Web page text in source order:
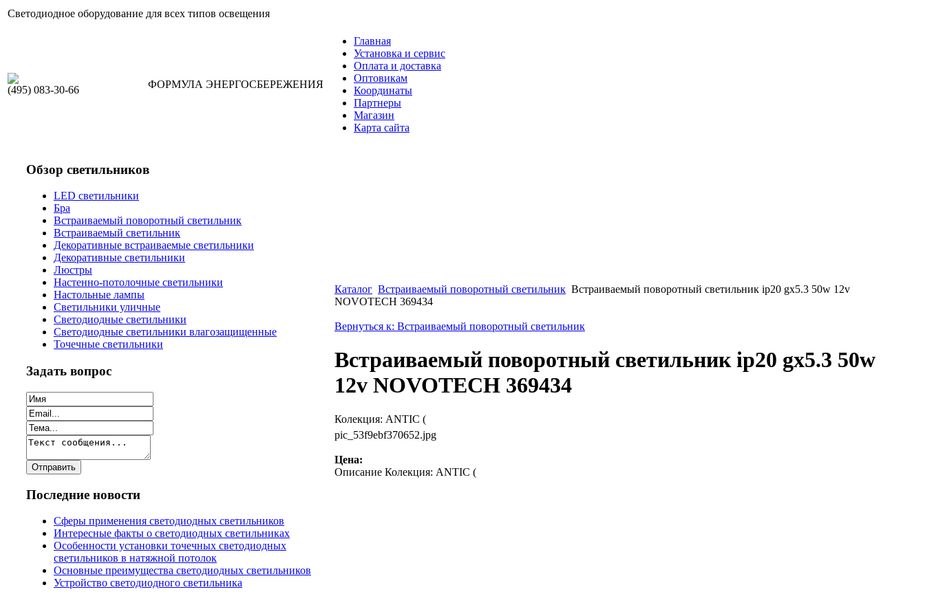
Светодиодное оборудование для всех типов освещения
(495) 083-30-66 ФОРМУЛА ЭНЕРГОСБЕРЕЖЕНИЯ
Главная
Установка и сервис
Оплата и доставка
Оптовикам
Координаты
Партнеры
Магазин
Карта сайта
Обзор светильников
LED светильники
Бра
Встраиваемый поворотный светильник
Встраиваемый светильник
Декоративные встраиваемые светильники
Декоративные светильники
Люстры
Настенно-потолочные светильники
Настольные лампы
Светильники уличные
Светодиодные светильники
Светодиодные светильники влагозащищенные
Точечные светильники
Задать вопрос
Последние новости
Сферы применения светодиодных светильников
Интересные факты о светодиодных светильниках
Особенности установки точечных светодиодных
светильников в натяжной потолок
Основные преимущества светодиодных светильников
Устройство светодиодного светильника
Каталог Встраиваемый поворотный светильник Встраиваемый поворотный светильник ip20 gx5.3 50w 12v
NOVOTECH 369434
Вернуться к: Встраиваемый поворотный светильник
Встраиваемый поворотный светильник ip20 gx5.3 50w
12v NOVOTECH 369434
Колекция: ANTIC (
pic_53f9ebf370652.jpg
Цена:
Описание Колекция: ANTIC (